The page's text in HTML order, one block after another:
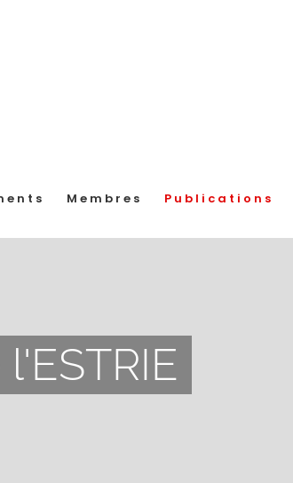
Membres Publications